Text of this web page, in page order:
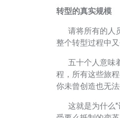
转型的真实规模
请将所有的人
整个转型过程中
五十个人意味
程，所有这些旅
你未曾创造也无
这就是为什么"